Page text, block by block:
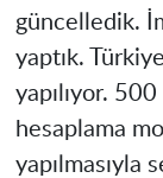
güncelledik.
yaptık.
yapılıyor.
hesaplama
yapılmasıyla